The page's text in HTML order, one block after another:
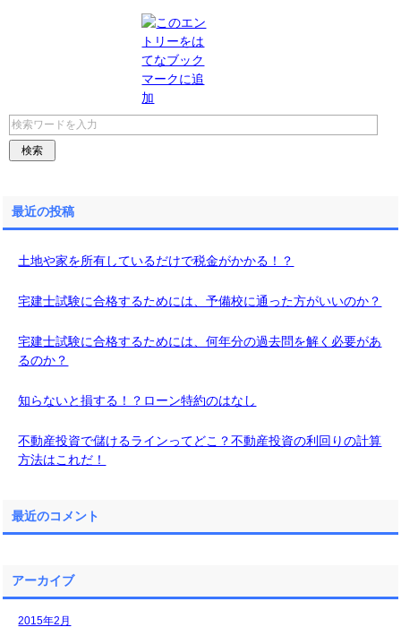
最近の投稿
土地や家を所有しているだけで税金がかかる！？
宅建士試験に合格するためには、予備校に通った方がいいのか？
宅建士試験に合格するためには、何年分の過去問を解く必要があ
るのか？
知らないと損する！？ローン特約のはなし
不動産投資で儲けるラインってどこ？不動産投資の利回りの計算
方法はこれだ！
最近のコメント
アーカイブ
2015年2月